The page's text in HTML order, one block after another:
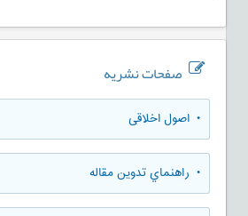
صفحات نشریه
• اصول اخلاقی
• راهنماي تدوين مقاله